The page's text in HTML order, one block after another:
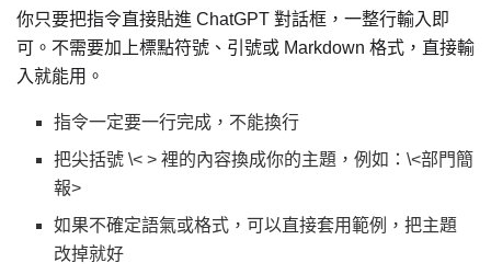
你只要把指令直接貼進 ChatGPT 對話框，一整行輸入即
可。不需要加上標點符號、引號或 Markdown 格式，直接輸
入就能用。
指令一定要一行完成，不能換行
把尖括號 \< > 裡的內容換成你的主題，例如：\<部門簡
報>
如果不確定語氣或格式，可以直接套用範例，把主題
改掉就好